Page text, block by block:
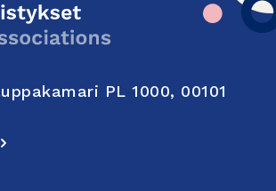
PL 1000, 00101